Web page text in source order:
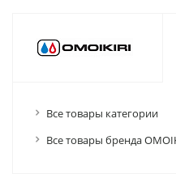
Все товары категории
Все товары бренда